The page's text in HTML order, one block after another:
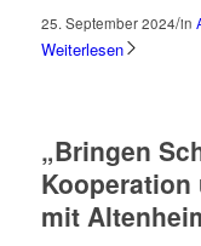
25. September 2024/in
Weiterlesen
„Bringen
Kooperation
mit